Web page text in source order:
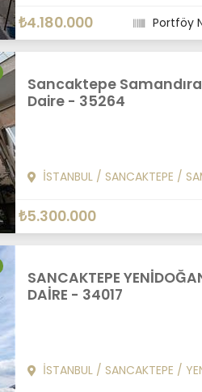
₺4.180.000 Portföy
Sancaktepe
Daire - 35264
İSTANBUL/ SANCAKTEPE /
₺5.300.000
SANCAKTEPE
DAİRE - 34017
İSTANBUL/ SANCAKTEPE /